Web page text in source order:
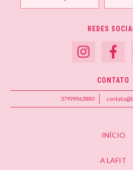
REDES
CONTATO
37999963880
INÍCIO
A LAFIT